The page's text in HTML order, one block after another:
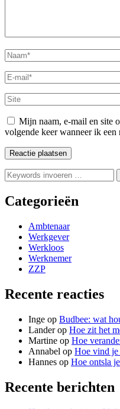
Volledige
naam
E-
mail
Site
Mijn naam, e-mail en site
volgende keer wanneer ik een
Op
zoek
naar
iets?
Categorieën
Ambtenaar
Werkgever
Werkloos
Werknemer
ZZP
Recente reacties
Inge op Budbee: wat
Landerop Hoe zit het
Martine op Hoe
Annabel op Hoe vind je
Hannes op Hoe ontsla
Recente berichten